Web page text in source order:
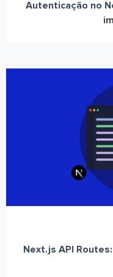
Autenticação no
Next.js API